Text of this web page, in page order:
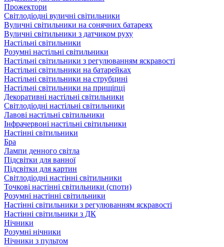
Прожектори
Світлодіодні вуличні світильники
Вуличні світильники на сонячних батареях
Вуличні світильники з датчиком руху
Настільні світильники
Розумні настільні світильники
Настільні світильники з регулюванням яскравості
Настільні світильники на батарейках
Настільні світильники на струбцині
Настільні світильники на прищіпці
Декоративні настільні світильники
Світлодіодні настільні світильники
Лавові настільні світильники
Інфрачервоні настільні світильники
Настінні світильники
Бра
Лампи денного світла
Підсвітки для ванної
Підсвітки для картин
Світлодіодні настінні світильники
Точкові настінні світильники (споти)
Розумні настінні світильники
Настінні світильники з регулюванням яскравості
Настінні світильники з ДК
Нічники
Розумні нічники
Нічники з пультом